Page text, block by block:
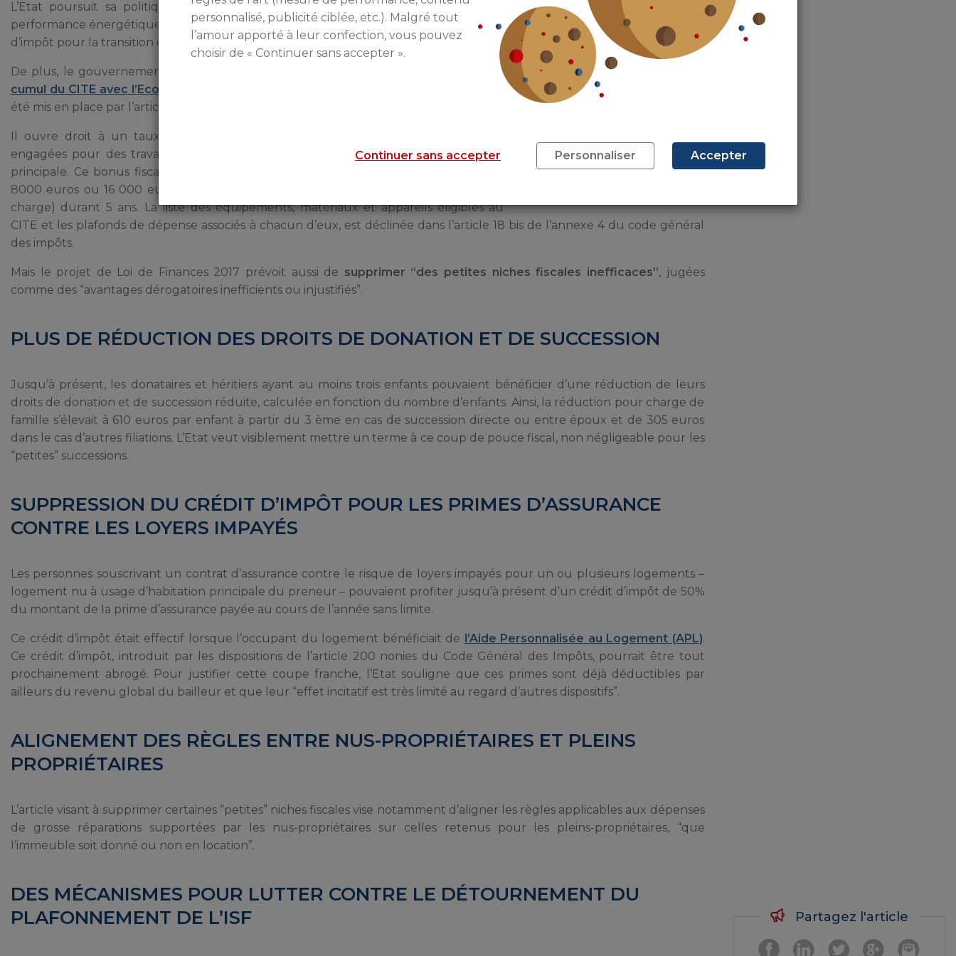
L’Etat poursuit sa politique fiscale incitative en faveur des propriétaires engageant des travaux pour améliorer la
performance énergétique de leurs logements. L’article 10 du Projet de Loi de Finances 2017 prolonge ainsi le CITE (Crédit
d’impôt pour la transition énergétique) d’un an, au moins jusqu’au 31 décembre 2017.
De plus, le gouvernement a décidé de renforcer le dispositif en rendant possible
le
cumul du CITE avec l’Eco-prêt à taux zéro
été mis en place par l’article 3 de la loi de finances pour 2015.
Il ouvre droit à un taux unique de réduction d’impôt de 30% sur les dépenses
engagées pour des travaux liés à l’efficacité énergétique réalisés dans la résidence
principale. Ce bonus fiscal est octroyé sans condition de ressources mais plafonné à
8000 euros ou 16 000 euros pour un couple (et ensuite 400 euros par personne à
charge) durant 5 ans. La liste des équipements, matériaux et appareils éligibles au
CITE et les plafonds de dépense associés à chacun d’eux, est déclinée dans l’article 18 bis de l’annexe 4 du code général
des impôts.
Mais le projet de Loi de Finances 2017 prévoit aussi de supprimer “des petites niches fiscales inefficaces”, jugées
comme des “avantages dérogatoires inefficients ou injustifiés”.
PLUS DE RÉDUCTION DES DROITS DE DONATION ET DE SUCCESSION
Jusqu’à présent, les donataires et héritiers ayant au moins trois enfants pouvaient bénéficier d’une réduction de leurs
droits de donation et de succession réduite, calculée en fonction du nombre d’enfants. Ainsi, la réduction pour charge de
famille s’élevait à 610 euros par enfant à partir du 3 ème en cas de succession directe ou entre époux et de 305 euros
dans le cas d’autres filiations. L’Etat veut visiblement mettre un terme à ce coup de pouce fiscal, non négligeable pour les
“petites” successions.
SUPPRESSION DU CRÉDIT D’IMPÔT POUR LES PRIMES D’ASSURANCE
CONTRE LES LOYERS IMPAYÉS
Les personnes souscrivant un contrat d’assurance contre le risque de loyers impayés pour un ou plusieurs logements –
logement nu à usage d’habitation principale du preneur – pouvaient profiter jusqu’à présent d’un crédit d’impôt de 50%
du montant de la prime d’assurance payée au cours de l’année sans limite.
Ce crédit d’impôt était effectif lorsque l’occupant du logement bénéficiait de l’Aide Personnalisée au Logement (APL).
Ce crédit d’impôt, introduit par les dispositions de l’article 200 nonies du Code Général des Impôts, pourrait être tout
prochainement abrogé. Pour justifier cette coupe franche, l’Etat souligne que ces primes sont déjà déductibles par
ailleurs du revenu global du bailleur et que leur “effet incitatif est très limité au regard d’autres dispositifs”.
ALIGNEMENT DES RÈGLES ENTRE NUS-PROPRIÉTAIRES ET PLEINS
PROPRIÉTAIRES
L’article visant à supprimer certaines “petites” niches fiscales vise notamment d’aligner les règles applicables aux dépenses
de grosse réparations supportées par les nus-propriétaires sur celles retenus pour les pleins-propriétaires, “que
l’immeuble soit donné ou non en location”.
DES MÉCANISMES POUR LUTTER CONTRE LE DÉTOURNEMENT DU
PLAFONNEMENT DE L’ISF
Partagez l'article
personnalisé, publicité ciblée, etc.). Malgré tout
l’amour apporté à leur confection, vous pouvez
choisir de « Continuer sans accepter ».
Continuer sans accepter Personnaliser Accepter